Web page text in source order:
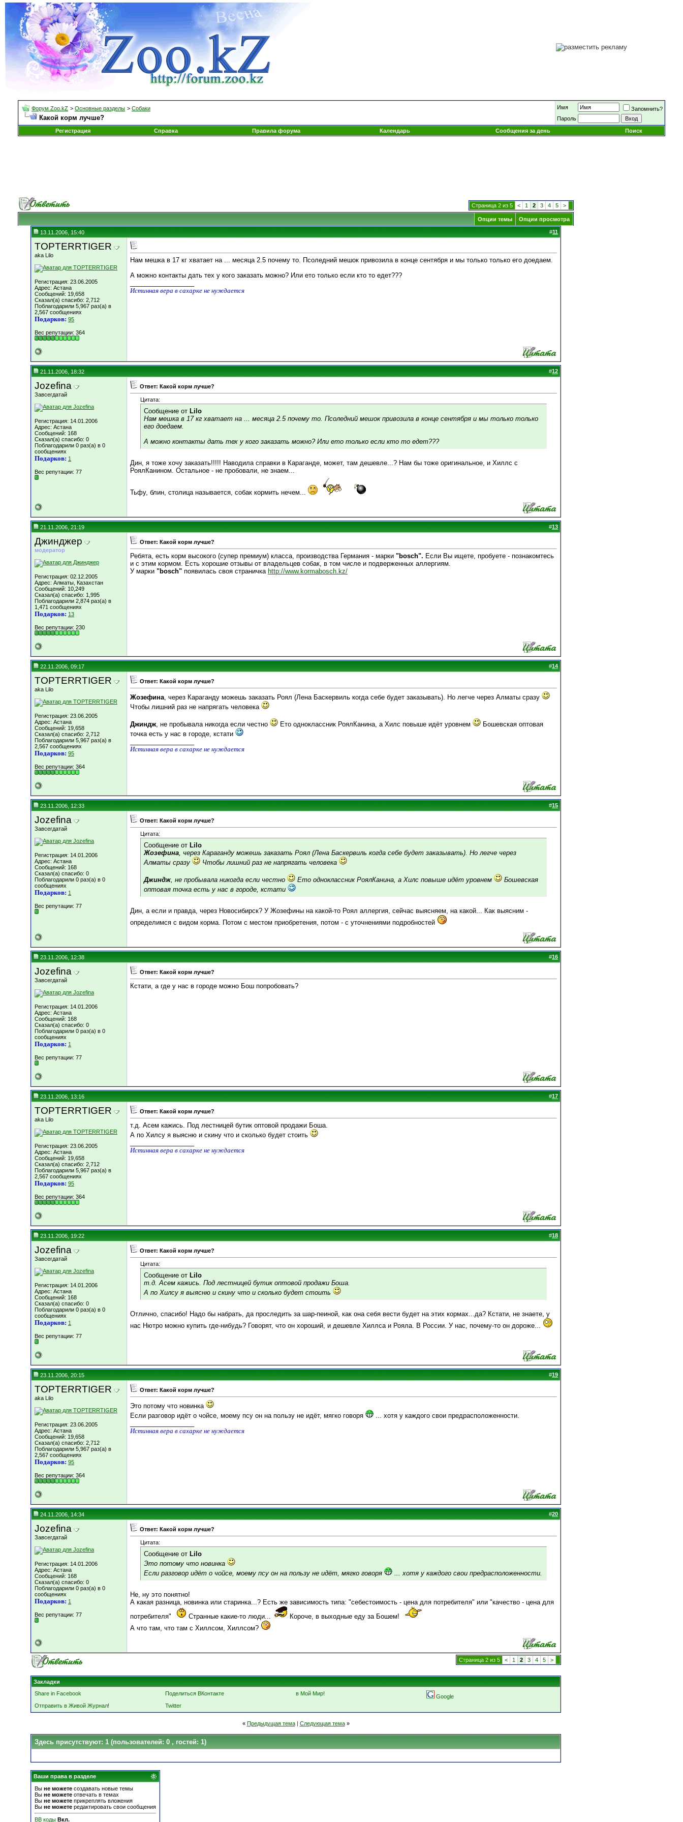
Форум Zoo.kZ > Основные разделы > Собаки
Какой корм лучше?
Имя
Запомнить?
Пароль
Регистрация
Справка Правила форума Календарь Сообщения за день Поиск
Страница 2 из 5 < 1 2 3 4 5 >
Опции темы Опции просмотра
13.11.2006, 15:40 #11
TOPTERRTIGER
aka Lilo
Регистрация: 23.06.2005
Адрес: Астана
Сообщений: 19,658
Сказал(а) спасибо: 2,712
Поблагодарили 5,967 раз(а) в
2,567 сообщениях
Подарков: 95
Вес репутации: 364
Нам мешка в 17 кг хватает на ... месяца 2.5 почему то. Псоледний мешок привозила в конце сентября и мы только только его доедаем.
А можно контакты дать тех у кого заказать можно? Или ето только если кто то едет???
Истинная вера в сахарке не нуждается
21.11.2006, 18:32 #12
Jozefina
Завсегдатай
Регистрация: 14.01.2006
Адрес: Астана
Сообщений: 168
Сказал(а) спасибо: 0
Поблагодарили 0 раз(а) в 0
сообщениях
Подарков: 1
Вес репутации: 77
Ответ: Какой корм лучше?
Цитата:
Сообщение от Lilo
Нам мешка в 17 кг хватает на ... месяца 2.5 почему то. Псоледний мешок привозила в конце сентября и мы только только
его доедаем.
А можно контакты дать тех у кого заказать можно? Или ето только если кто то едет???
Дин, я тоже хочу заказать!!!!! Наводила справки в Караганде, может, там дешевле...? Нам бы тоже оригинальное, и Хиллс с
РоялКанином. Остальное - не пробовали, не знаем...
Тьфу, блин, столица называется, собак кормить нечем...
21.11.2006, 21:19 #13
Джинджер
модератор
Регистрация: 02.12.2005
Адрес: Алматы, Казахстан
Сообщений: 10,249
Сказал(а) спасибо: 1,995
Поблагодарили 2,874 раз(а) в
1,471 сообщениях
Подарков: 13
Вес репутации: 230
Ответ: Какой корм лучше?
Ребята, есть корм высокого (супер премиум) класса, производства Германия - марки "bosch". Если Вы ищете, пробуете - познакомтесь
и с этим кормом. Есть хорошие отзывы от владельцев собак, в том числе и подверженных аллергиям.
У марки "bosch" появилась своя страничка http://www.kormabosch.kz/
22.11.2006, 09:17 #14
TOPTERRTIGER
aka Lilo
Регистрация: 23.06.2005
Адрес: Астана
Сообщений: 19,658
Сказал(а) спасибо: 2,712
Поблагодарили 5,967 раз(а) в
2,567 сообщениях
Подарков: 95
Вес репутации: 364
Ответ: Какой корм лучше?
Жозефина, через Караганду можешь заказать Роял (Лена Баскервиль когда себе будет заказывать). Но легче через Алматы сразу
Чтобы лишний раз не напрягать человека
Джиндж, не пробывала никогда если честно Ето одноклассник РоялКанина, а Хилс повыше идёт уровнем
Бошевская оптовая
точка есть у нас в городе, кстати
Истинная вера в сахарке не нуждается
23.11.2006, 12:33 #15
Jozefina
Завсегдатай
Регистрация: 14.01.2006
Адрес: Астана
Сообщений: 168
Сказал(а) спасибо: 0
Поблагодарили 0 раз(а) в 0
сообщениях
Подарков: 1
Вес репутации: 77
Ответ: Какой корм лучше?
Цитата:
Сообщение от Lilo
Жозефина, через Караганду можешь заказать Роял (Лена Баскервиль когда себе будет заказывать). Но легче через
Алматы сразу
Чтобы лишний раз не напрягать человека
Джиндж, не пробывала никогда если честно Ето одноклассник РоялКанина, а Хилс повыше идёт уровнем
Бошевская
оптовая точка есть у нас в городе, кстати
Дин, а если и правда, через Новосибирск? У Жозефины на какой-то Роял аллергия, сейчас выясняем, на какой... Как выясним -
определимся с видом корма. Потом с местом приобретения, потом - с уточнениями подробностей
23.11.2006, 12:38 #16
Jozefina
Завсегдатай
Регистрация: 14.01.2006
Адрес: Астана
Сообщений: 168
Сказал(а) спасибо: 0
Поблагодарили 0 раз(а) в 0
сообщениях
Подарков: 1
Вес репутации: 77
Ответ: Какой корм лучше?
Кстати, а где у нас в городе можно Бош попробовать?
23.11.2006, 13:16 #17
TOPTERRTIGER
aka Lilo
Регистрация: 23.06.2005
Адрес: Астана
Сообщений: 19,658
Сказал(а) спасибо: 2,712
Поблагодарили 5,967 раз(а) в
2,567 сообщениях
Подарков: 95
Вес репутации: 364
Ответ: Какой корм лучше?
т.д. Асем кажись. Под лестницей бутик оптовой продажи Боша.
А по Хилсу я выясню и скину что и сколько будет стоить
Истинная вера в сахарке не нуждается
23.11.2006, 19:22 #18
Jozefina
Завсегдатай
Регистрация: 14.01.2006
Адрес: Астана
Сообщений: 168
Сказал(а) спасибо: 0
Поблагодарили 0 раз(а) в 0
сообщениях
Подарков: 1
Вес репутации: 77
Ответ: Какой корм лучше?
Цитата:
Сообщение от Lilo
т.д. Асем кажись. Под лестницей бутик оптовой продажи Боша.
А по Хилсу я выясню и скину что и сколько будет стоить
Отлично, спасибо! Надо бы набрать, да проследить за шар-пеиной, как она себя вести будет на этих кормах...да? Кстати, не знаете, у
нас Нютро можно купить где-нибудь? Говорят, что он хороший, и дешевле Хиллса и Рояла. В России. У нас, почему-то он дороже...
23.11.2006, 20:15 #19
TOPTERRTIGER
aka Lilo
Регистрация: 23.06.2005
Адрес: Астана
Сообщений: 19,658
Сказал(а) спасибо: 2,712
Поблагодарили 5,967 раз(а) в
2,567 сообщениях
Подарков: 95
Вес репутации: 364
Ответ: Какой корм лучше?
Это потому что новинка
Если разговор идёт о чойсе, моему псу он на пользу не идёт, мягко говоря
... хотя у каждого свои предрасположенности.
Истинная вера в сахарке не нуждается
24.11.2006, 14:34 #20
Jozefina
Завсегдатай
Регистрация: 14.01.2006
Адрес: Астана
Сообщений: 168
Сказал(а) спасибо: 0
Поблагодарили 0 раз(а) в 0
сообщениях
Подарков: 1
Вес репутации: 77
Ответ: Какой корм лучше?
Цитата:
Сообщение от Lilo
Это потому что новинка
Если разговор идёт о чойсе, моему псу он на пользу не идёт, мягко говоря
... хотя у каждого свои предрасположенности.
Не, ну это понятно!
А какая разница, новинка или старинка...? Есть же зависимость типа: "себестоимость - цена для потребителя" или "качество - цена для
потребителя"
Странные какие-то люди...
Короче, в выходные еду за Бошем!
А что там, что там с Хиллсом, Хиллсом?
Страница 2 из 5 < 1 2 3 4 5 >
Закладки
Share in Facebook
Поделиться ВКонтакте в Мой Мир!
Google
Отправить в Живой Журнал!
Twitter
« Предыдущая тема| Следующая тема »
Здесь присутствуют: 1 (пользователей: 0 , гостей: 1)
Ваши права в разделе
Вы не можете создавать новые темы
Вы не можете отвечать в темах
Вы не можете прикреплять вложения
Вы не можете редактировать свои сообщения
BB коды Вкл.